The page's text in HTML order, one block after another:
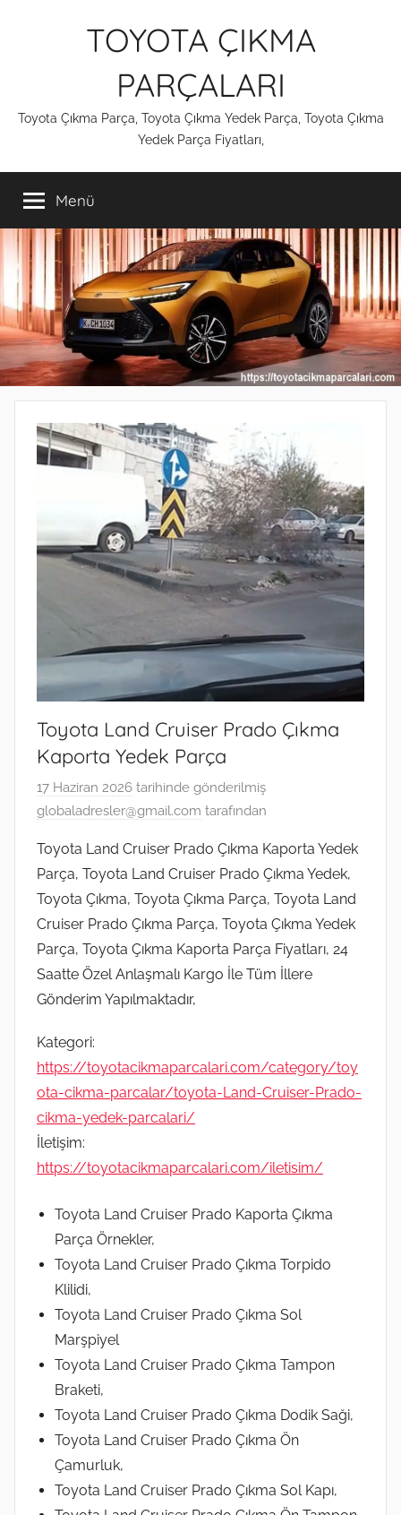
TOYOTA ÇIKMA
PARÇALARI
Toyota Çıkma Parça, Toyota Çıkma Yedek Parça, Toyota Çıkma
Yedek Parça Fiyatları,
Menü
Toyota Land Cruiser Prado Çıkma
Kaporta Yedek Parça
17 Haziran 2026 tarihinde gönderilmiş
globaladresler@gmail.com tarafından
Toyota Land Cruiser Prado Çıkma Kaporta Yedek
Parça, Toyota Land Cruiser Prado Çıkma Yedek,
Toyota Çıkma, Toyota Çıkma Parça, Toyota Land
Cruiser Prado Çıkma Parça, Toyota Çıkma Yedek
Parça, Toyota Çıkma Kaporta Parça Fiyatları, 24
Saatte Özel Anlaşmalı Kargo İle Tüm İllere
Gönderim Yapılmaktadır,
Kategori:
https://toyotacikmaparcalari.com/category/toy
ota-cikma-parcalar/toyota-Land-Cruiser-Prado-
cikma-yedek-parcalari/
İletişim:
https://toyotacikmaparcalari.com/iletisim/
Toyota Land Cruiser Prado Kaporta Çıkma
Parça Örnekler,
Toyota Land Cruiser Prado Çıkma Torpido
Klilidi,
Toyota Land Cruiser Prado Çıkma Sol
Marşpiyel
Toyota Land Cruiser Prado Çıkma Tampon
Braketi,
Toyota Land Cruiser Prado Çıkma Dodik Saği,
Toyota Land Cruiser Prado Çıkma Ön
Çamurluk,
Toyota Land Cruiser Prado Çıkma Sol Kapı,